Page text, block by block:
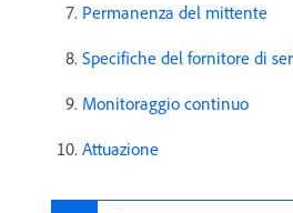
Permanenza del mittente
Specifiche del fornitore di
Monitoraggio continuo
Attuazione